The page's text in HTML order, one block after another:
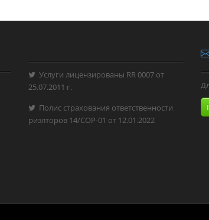
Услуги лицензированы RR 0007 от
25.07.2011 г.
Полис страхования ответственности
риэлторов 14/СОР-01 от 12.01.2022